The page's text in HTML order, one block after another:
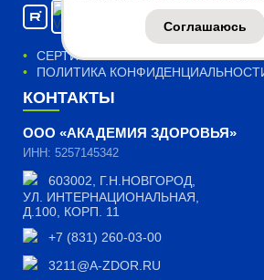
Соглашаюсь
СЕРТИФИКАТЫ
ПОЛИТИКА
КОНТАКТЫ
ООО «АКАДЕМИЯ ЗДОРОВЬЯ»
ИНН: 5257145342
603002, Г.Н.НОВГОРОД,
УЛ. ИНТЕРНАЦИОНАЛЬНАЯ,
Д.100, КОРП. 11
+7 (831) 260-03-00
3211@A-ZDOR.RU